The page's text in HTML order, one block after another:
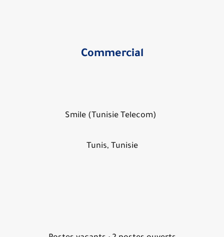
Commercial
Smile (Tunisie Telecom)
Tunis, Tunisie